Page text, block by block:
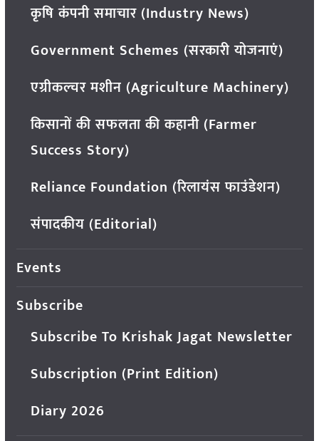
कृषि कंपनी समाचार (Industry News)
Government Schemes (सरकारी योजनाएं)
एग्रीकल्चर मशीन (Agriculture Machinery)
किसानों की सफलता की कहानी (Farmer
Success Story)
Reliance Foundation (रिलायंस फाउंडेशन)
संपादकीय (Editorial)
Events
Subscribe
Subscribe To Krishak Jagat Newsletter
Subscription (Print Edition)
Diary 2026